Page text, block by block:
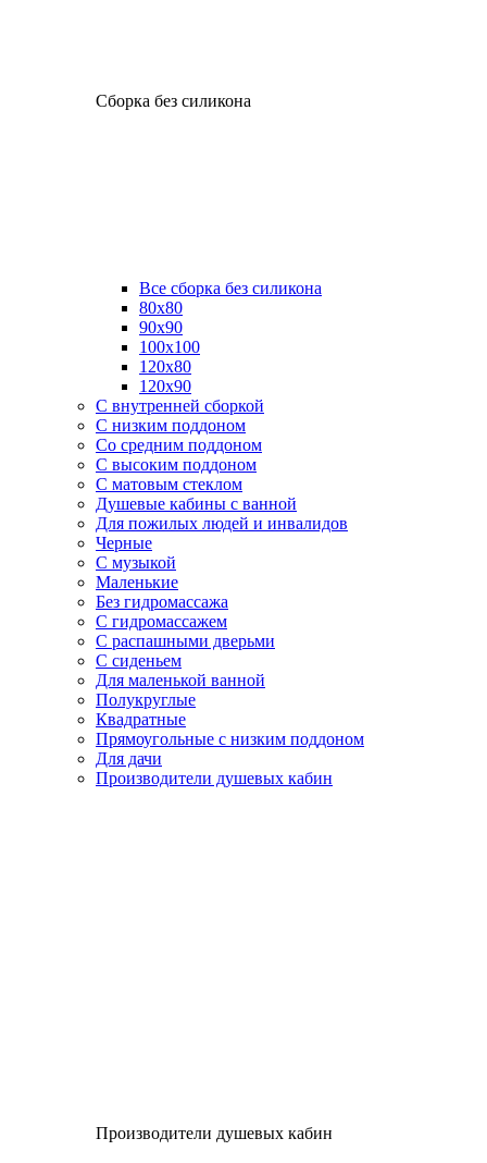
Сборка без силикона
Все сборка без силикона
80х80
90х90
100х100
120х80
120х90
С внутренней сборкой
C низким поддоном
Со средним поддоном
С высоким поддоном
С матовым стеклом
Душевые кабины с ванной
Для пожилых людей и инвалидов
Черные
С музыкой
Маленькие
Без гидромассажа
С гидромассажем
С распашными дверьми
С сиденьем
Для маленькой ванной
Полукруглые
Квадратные
Прямоугольные с низким поддоном
Для дачи
Производители душевых кабин
Производители душевых кабин